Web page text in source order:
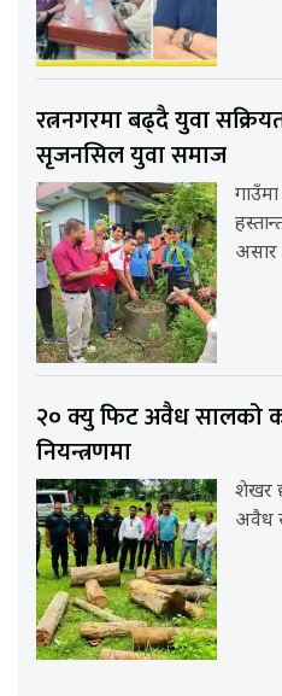
रत्ननगरमा बढ्दै युवा
सृजनसिल युवा समाज
असार
२० क्यु फिट अवैध सालको
नियन्त्रणमा
शेखर
अवैध